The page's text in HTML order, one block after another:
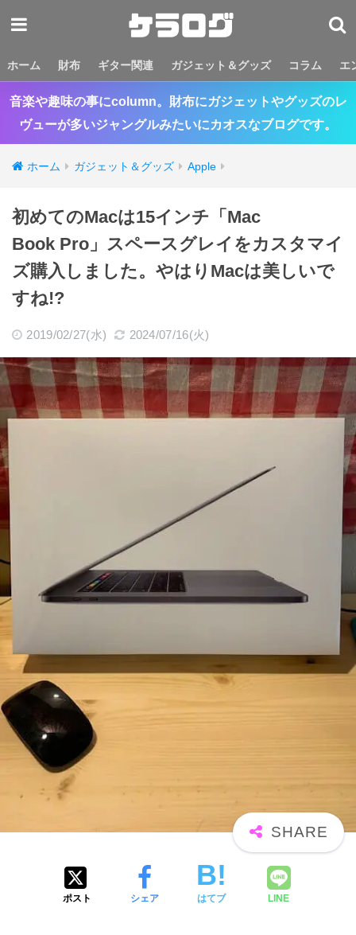
ホーム 財布 ギター関連 ガジェット＆グッズ コラム エ
音楽や趣味の事にcolumn。財布にガジェットやグッズのレ
ヴューが多いジャングルみたいにカオスなブログです。
ホーム ガジェット＆グッズ Apple
初めてのMacは15インチ「Mac
Book Pro」スペースグレイをカスタマイ
ズ購入しました。やはりMacは美しいで
すね!?
2019/02/27(水) 2024/07/16(火)
ポスト シェア はてブ LINE